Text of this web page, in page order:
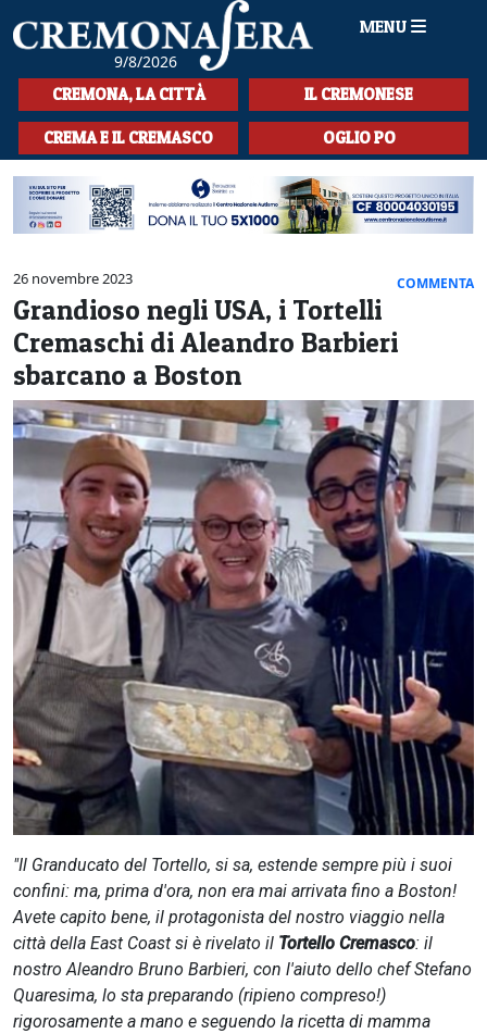
9/8/2026
MENU
HOME
CRONACA
SPORT
LA MUSICA
CULTURA
LA STORIA
SPETTACOLI
L'EDITORIALE
SEZIONI
CERCA
CREMONA, LA CITTÀ IL CREMONESE
CREMA E IL CREMASCO OGLIO PO
26 novembre 2023 COMMENTA
Grandioso negli USA, i Tortelli
Cremaschi di Aleandro Barbieri
sbarcano a Boston
"Il Granducato del Tortello, si sa, estende sempre più i suoi
confini: ma, prima d'ora, non era mai arrivata fino a Boston!
Avete capito bene, il protagonista del nostro viaggio nella
città della East Coast si è rivelato il Tortello Cremasco: il
nostro Aleandro Bruno Barbieri, con l'aiuto dello chef Stefano
Quaresima, lo sta preparando (ripieno compreso!)
rigorosamente a mano e seguendo la ricetta di mamma